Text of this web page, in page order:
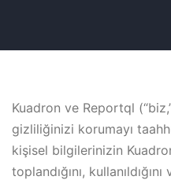
Kuadron ve Reportql
gizliliğinizi korumayı
kişisel bilgilerinizin
toplandığını,